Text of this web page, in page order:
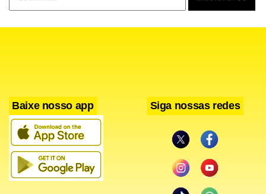
Baixe nosso app Siga nossas redes